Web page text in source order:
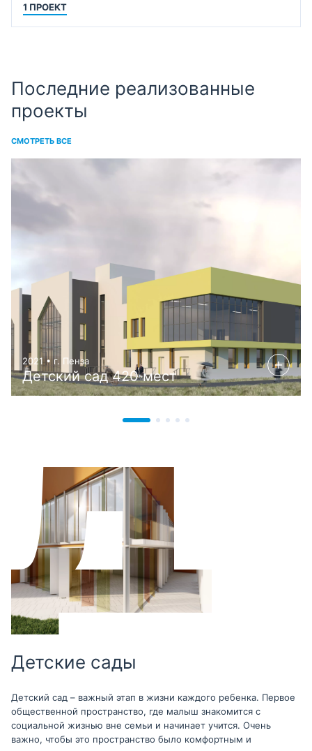
1 ПРОЕКТ
Последние реализованные
проекты
СМОТРЕТЬ ВСЕ
2021 • г. Пенза
Детский сад 420 мест
Детские сады
Детский сад – важный этап в жизни каждого ребенка. Первое
общественной пространство, где малыш знакомится с
социальной жизнью вне семьи и начинает учится. Очень
важно, чтобы это пространство было комфортным и